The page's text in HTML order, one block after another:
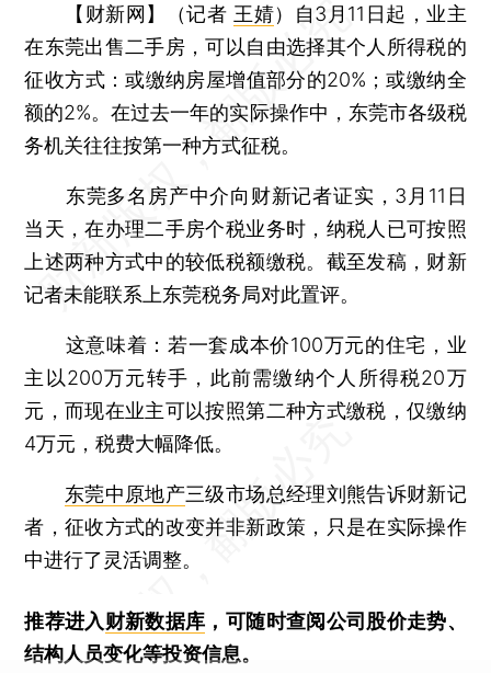
【财新网】（记者 王婧）
自3月11日起，业主
在东莞出售二手房，可以自由选择其个人所得税的
征收方式：或缴纳房屋增值部分的20%；或缴纳全
额的2%。在过去一年的实际操作中，东莞市各级税
务机关往往按第一种方式征税。
东莞多名房产中介向财新记者证实，3月11日
当天，在办理二手房个税业务时，纳税人已可按照
上述两种方式中的较低税额缴税。截至发稿，财新
记者未能联系上东莞税务局对此置评。
这意味着：若一套成本价100万元的住宅，业
主以200万元转手，此前需缴纳个人所得税20万
元，而现在业主可以按照第二种方式缴税，仅缴纳
4万元，税费大幅降低。
东莞中原地产三级市场总经理刘熊告诉财新记
者，征收方式的改变并非新政策，只是在实际操作
中进行了灵活调整。
推荐进入财新数据库 ，可随时查阅公司股价走势、
结构人员变化等投资信息。